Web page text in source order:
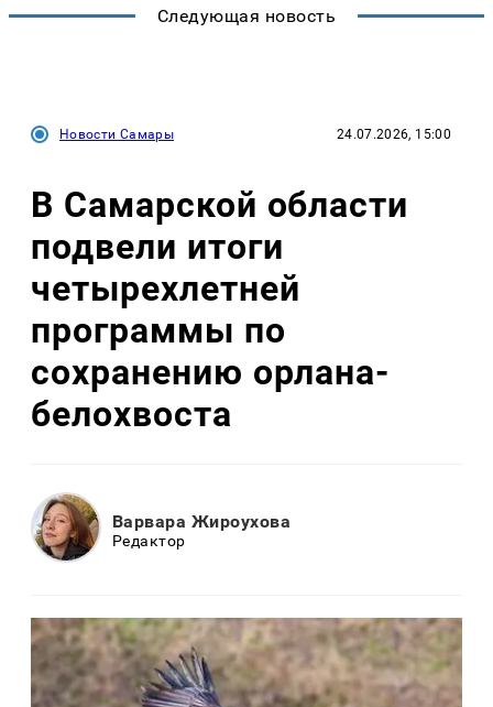
Следующая новость
Новости Самары 24.07.2026, 15:00
В Самарской области
подвели итоги
четырехлетней
программы по
сохранению орлана-
белохвоста
Варвара Жироухова
Редактор